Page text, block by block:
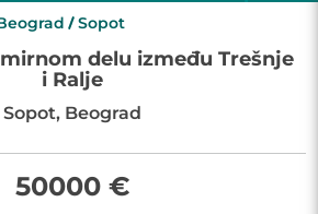
Sopot
mirnom delu između Trešnje
i Ralje
Sopot, Beograd
50000 €